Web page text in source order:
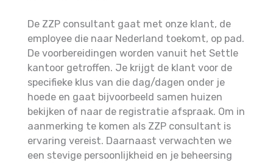
De ZZP consultant gaat met onze klant, de
employee die naar Nederland toekomt, op pad.
De voorbereidingen worden vanuit het Settle
kantoor getroffen. Je krijgt de klant voor de
specifieke klus van die dag/dagen onder je
hoede en gaat bijvoorbeeld samen huizen
bekijken of naar de registratie afspraak. Om in
aanmerking te komen als ZZP consultant is
ervaring vereist. Daarnaast verwachten we
een stevige persoonlijkheid en je beheersing